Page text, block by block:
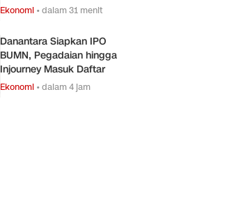
Ekonomi •dalam 31 menit
Danantara Siapkan IPO
BUMN, Pegadaian hingga
Injourney Masuk Daftar
Ekonomi •dalam 4 jam